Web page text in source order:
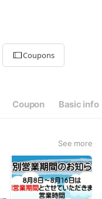
Coupons
Coupon Basic info
See more